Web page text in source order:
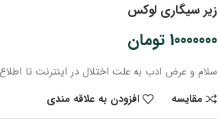
زیر سیگاری لوکس
10000000 تومان
سلام و عرض ادب به علت اختلال در اینترنتتا
مقایسه
افزودن به علاقه مندی